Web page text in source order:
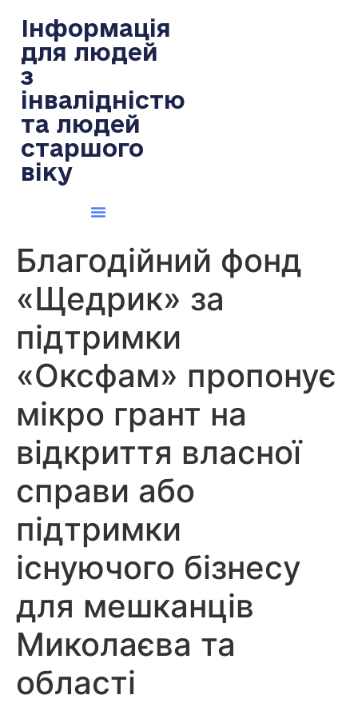
Інформація
для людей
з
інвалідністю
та людей
старшого
віку
Благодійний фонд
«Щедрик» за
підтримки
«Оксфам» пропонує
мікро грант на
відкриття власної
справи або
підтримки
існуючого бізнесу
для мешканців
Миколаєва та
області